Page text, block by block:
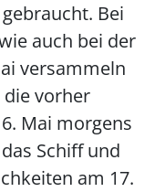
Bei
auch bei der
versammeln
vorher
Mai morgens
Schiff und
am 17.